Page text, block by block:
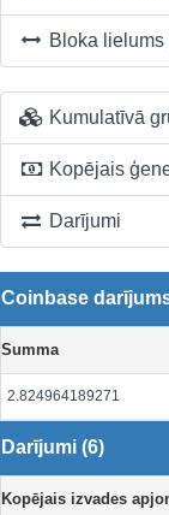
Bloka lielums
Kumulatīvā
Kopējais
Darījumi
Coinbase
Summa
2.824964189271
Darījumi (6)
Kopējais izvades